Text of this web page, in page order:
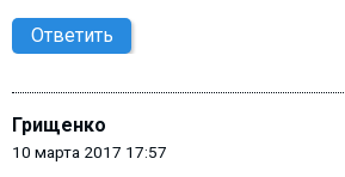
Ответить
Грищенко
10 марта 2017 17:57